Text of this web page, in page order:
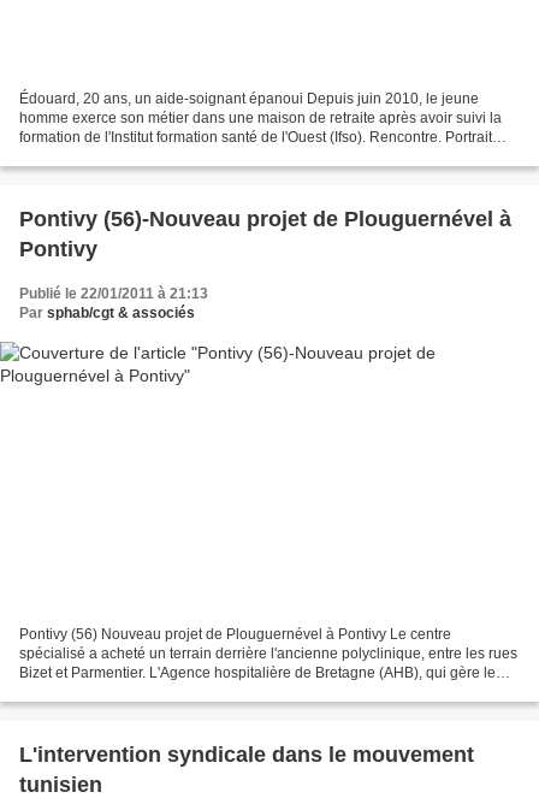
Édouard, 20 ans, un aide-soignant épanoui Depuis juin 2010, le jeune
homme exerce son métier dans une maison de retraite après avoir suivi la
formation de l'Institut formation santé de l'Ouest (Ifso). Rencontre. Portrait
Pontivy (56)-Nouveau projet de Plouguernével à
Pontivy
Publié le 22/01/2011 à 21:13
Par sphab/cgt & associés
Pontivy (56) Nouveau projet de Plouguernével à Pontivy Le centre
spécialisé a acheté un terrain derrière l'ancienne polyclinique, entre les rues
Bizet et Parmentier. L'Agence hospitalière de Bretagne (AHB), qui gère le
L'intervention syndicale dans le mouvement
tunisien